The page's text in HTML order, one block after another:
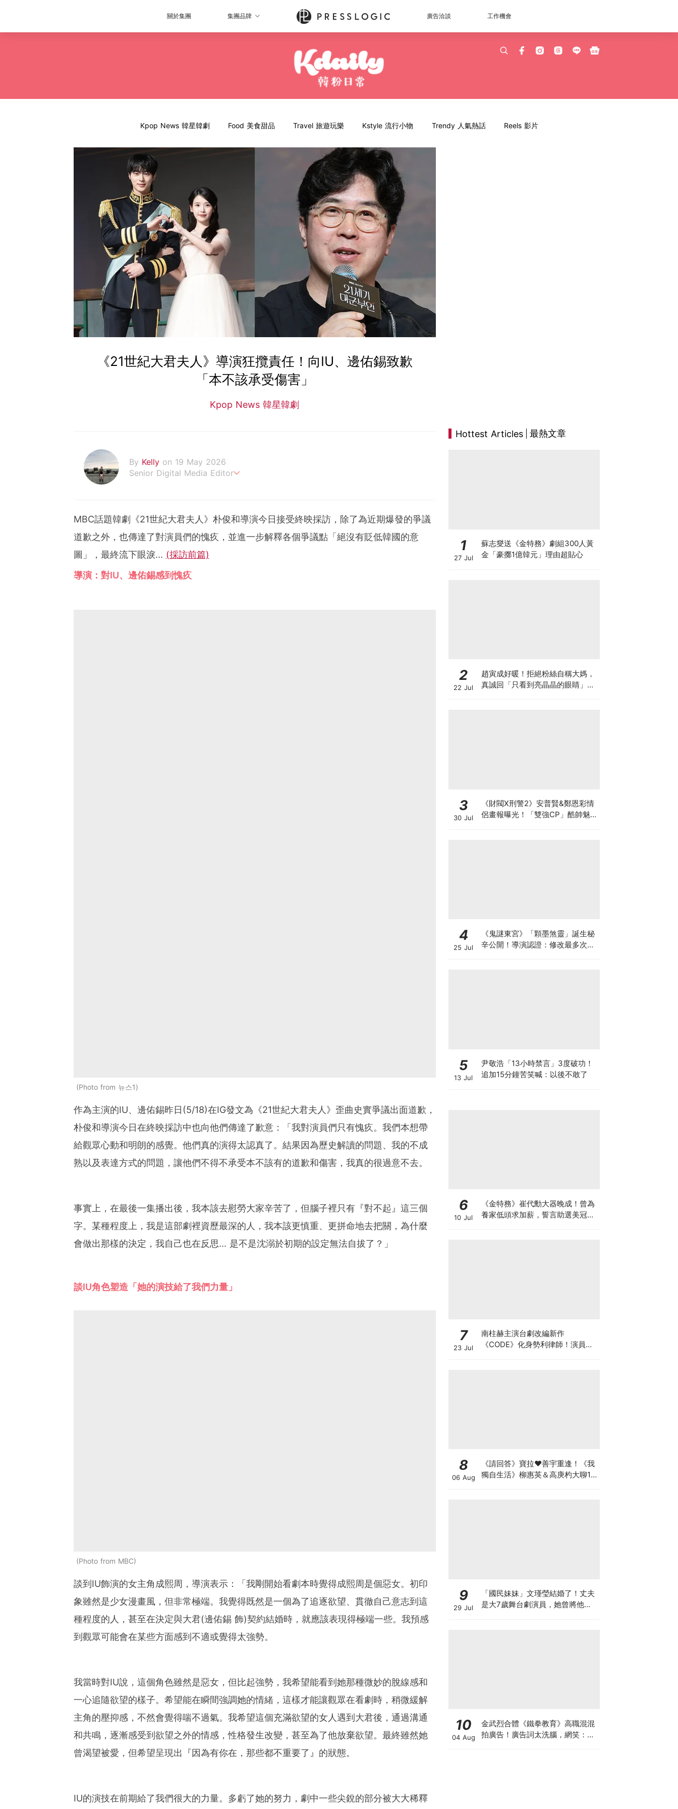
關於集團 集團品牌 廣告洽談 工作機會
Kpop News 韓星韓劇 Food 美食甜品 Travel 旅遊玩樂 Kstyle 流行小物 Trendy 人氣熱話 Reels 影片
《21世紀大君夫人》導演狂攬責任！向IU、邊佑錫致歉
「本不該承受傷害」
Kpop News 韓星韓劇
By Kelly on 19 May 2026
Senior Digital Media Editor
MBC話題韓劇《21世紀大君夫人》朴俊和導演今日接受終映採訪，除了為近期爆發的爭議
道歉之外，也傳達了對演員們的愧疚，並進一步解釋各個爭議點「絕沒有貶低韓國的意
圖」，最終流下眼淚... (採訪前篇)
導演：對IU、邊佑錫感到愧疚
Photo from 뉴스1
作為主演的IU、邊佑錫昨日(5/18)在IG發文為《21世紀大君夫人》歪曲史實爭議出面道歉，
朴俊和導演今日在終映採訪中也向他們傳達了歉意：「我對演員們只有愧疚。我們本想帶
給觀眾心動和明朗的感覺。他們真的演得太認真了。結果因為歷史解讀的問題、我的不成
熟以及表達方式的問題，讓他們不得不承受本不該有的道歉和傷害，我真的很過意不去。
事實上，在最後一集播出後，我本該去慰勞大家辛苦了，但腦子裡只有『對不起』這三個
字。某種程度上，我是這部劇裡資歷最深的人，我本該更慎重、更拼命地去把關，為什麼
會做出那樣的決定，我自己也在反思... 是不是沈溺於初期的設定無法自拔了？」
談IU角色塑造「她的演技給了我們力量」
Photo from MBC
談到IU飾演的女主角成熙周，導演表示：「我剛開始看劇本時覺得成熙周是個惡女。初印
象雖然是少女漫畫風，但非常極端。我覺得既然是一個為了追逐欲望、貫徹自己意志到這
種程度的人，甚至在決定與大君(邊佑錫 飾)契約結婚時，就應該表現得極端一些。我預感
到觀眾可能會在某些方面感到不適或覺得太強勢。
我當時對IU說，這個角色雖然是惡女，但比起強勢，我希望能看到她那種微妙的脫線感和
一心追隨欲望的樣子。希望能在瞬間強調她的情緒，這樣才能讓觀眾在看劇時，稍微緩解
主角的壓抑感，不然會覺得喘不過氣。我希望這個充滿欲望的女人遇到大君後，通過溝通
和共鳴，逐漸感受到欲望之外的情感，性格發生改變，甚至為了他放棄欲望。最終雖然她
曾渴望被愛，但希望呈現出『因為有你在，那些都不重要了』的狀態。
IU的演技在前期給了我們很大的力量。多虧了她的努力，劇中一些尖銳的部分被大大稀釋
Hottest Articles 最熱文章
1
27 Jul
蘇志燮送《金特務》劇組300人黃
金「豪擲1億韓元」理由超貼心
2
22 Jul
趙寅成好暖！拒絕粉絲自稱大媽，
真誠回「只看到亮晶晶的眼睛」網
3
30 Jul
《財閥X刑警2》安普賢&鄭恩彩情
侶畫報曝光！「雙強CP」酷帥魅
4
25 Jul
《鬼謎東宮》「顆墨煞靈」誕生秘
辛公開！導演認證：修改最多次的
5
13 Jul
尹敬浩「13小時禁言」3度破功！
追加15分鐘苦笑喊：以後不敢了
6
10 Jul
《金特務》崔代勳大器晚成！曾為
養家低頭求加薪，誓言助選美冠軍
7
23 Jul
南柱赫主演台劇改編新作
《CODE》化身勢利律師！演員陣
8
06 Aug
《請回答》寶拉♥善宇重逢！《我
獨自生活》柳惠英＆高庚杓大聊16
9
29 Jul
「國民妹妹」文瑾瑩結婚了！丈夫
是大7歲舞台劇演員，她曾將他寫
10
04 Aug
金武烈合體《鐵拳教育》高職混混
拍廣告！廣告詞太洗腦，網笑：像